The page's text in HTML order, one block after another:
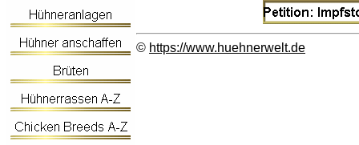
© https://www.huehnerwelt.de